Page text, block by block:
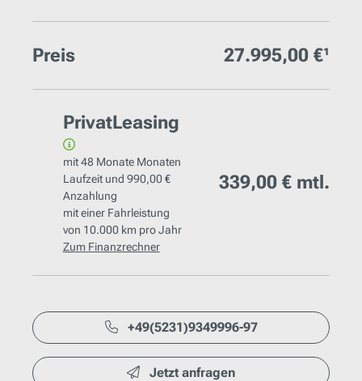
Preis 27.995,00 €¹
PrivatLeasing
mit48 MonateMonaten
Laufzeit und 990,00 €
Anzahlung
mit einer Fahrleistung
von 10.000 km pro Jahr
Zum Finanzrechner
339,00 € mtl.
+49(5231)9349996-97
Jetzt anfragen